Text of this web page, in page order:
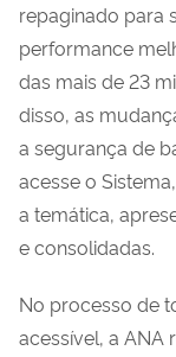
repaginado para
performance
das mais de 23
disso, as
a segurança de
acesse o
a temática,
e consolidadas.
No processo de
acessível, a ANA